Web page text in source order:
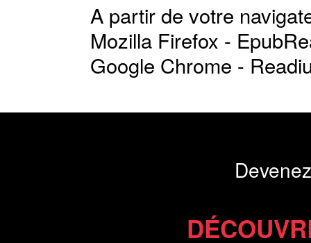
A partir de votre
Mozilla Firefox -
Google Chrome -